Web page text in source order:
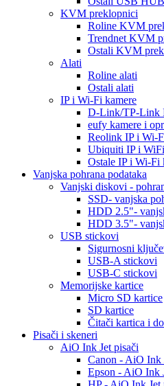
KVM preklopnici
Roline KVM
Trendnet KVM
Ostali KVM
Alati
Roline alati
Ostali alati
IP i Wi-Fi kamere
D-Link/TP-Link
eufy kamere i
Reolink IP i Wi-
Ubiquiti IP i
Ostale IP i Wi-Fi
Vanjska pohrana podataka
Vanjski diskovi -
SSD- vanjska
HDD 2.5"-
HDD 3.5"-
USB stickovi
Sigurnosni
USB-A stickovi
USB-C stickovi
Memorijske kartice
Micro SD kartice
SD kartice
Čitači kartica i
Pisači i skeneri
AiO Ink Jet pisači
Canon - AiO Ink
Epson - AiO Ink